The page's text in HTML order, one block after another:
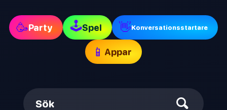
🥳Party 🕹Spel 👋Konversationsstartare
📱 Appar
Sök